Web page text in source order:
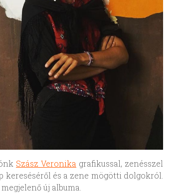
Szász Veronika grafikussal, zenésszel
kereséséről és a zene mögötti dolgokról.
új albuma.